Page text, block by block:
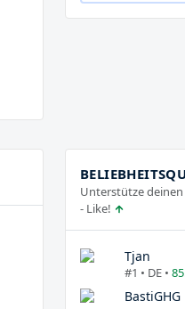
Unterstütze
- Like!
Tjan
#1 • DE •
BastiGHG